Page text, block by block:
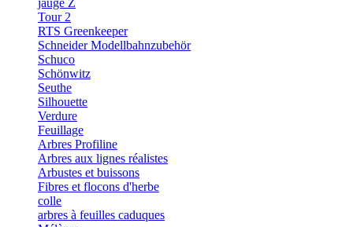
jauge Z
Tour 2
RTS Greenkeeper
Schneider Modellbahnzubehör
Schuco
Schönwitz
Seuthe
Silhouette
Verdure
Feuillage
Arbres Profiline
Arbres aux lignes réalistes
Arbustes et buissons
Fibres et flocons d'herbe
colle
arbres à feuilles caduques